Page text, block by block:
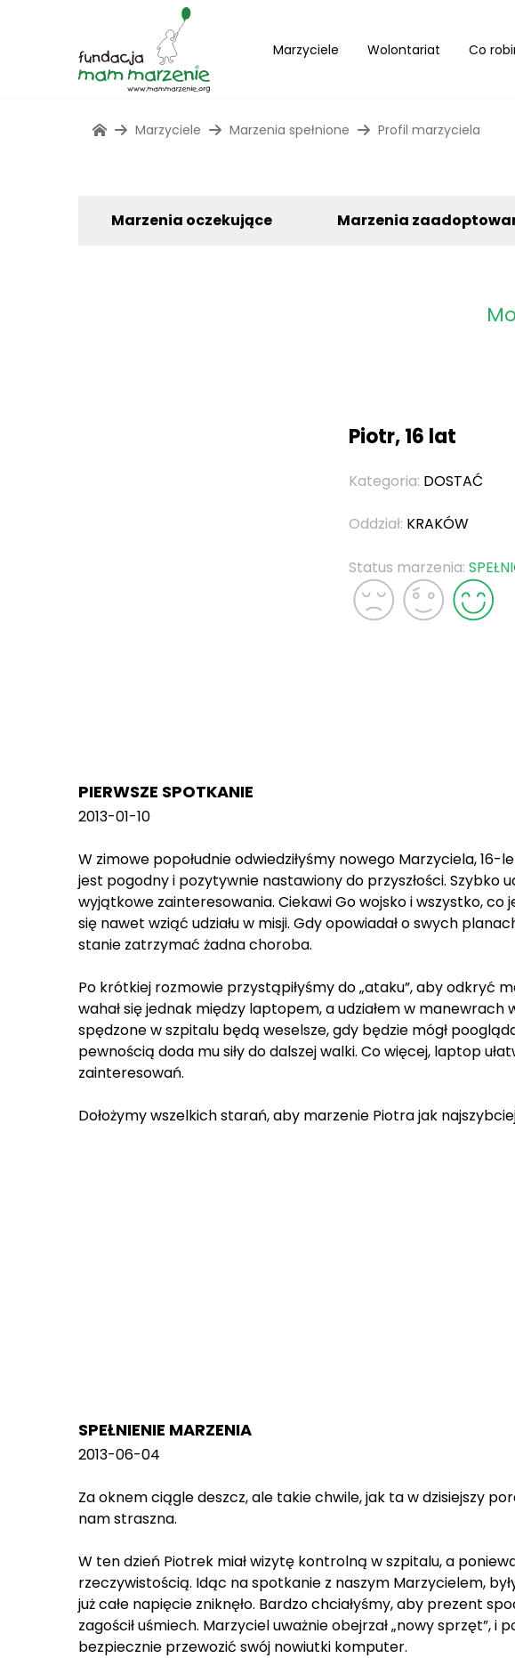
Marzyciele Wolontariat Co
Marzyciele Marzenia spełnione Profil marzyciela
Marzenia oczekujące Marzenia
Piotr, 16 lat
Kategoria: DOSTAĆ
Oddział: KRAKÓW
Status marzenia:
PIERWSZE SPOTKANIE
2013-01-10
W zimowe popołudnie odwiedziłyśmy nowego Marzyciela,
jest pogodny i pozytywnie nastawiony do przyszłości. Szybko
wyjątkowe zainteresowania. Ciekawi Go wojsko i wszystko, co
się nawet wziąć udziału w misji. Gdy opowiadał o swych
stanie zatrzymać żadna choroba.
Po krótkiej rozmowie przystąpiłyśmy do „ataku”, aby odkryć
wahał się jednak między laptopem, a udziałem w
spędzone w szpitalu będą weselsze, gdy będzie mógł
pewnością doda mu siły do dalszej walki. Co więcej, laptop
zainteresowań.
Dołożymy wszelkich starań, aby marzenie Piotra jak
SPEŁNIENIE MARZENIA
2013-06-04
Za oknem ciągle deszcz, ale takie chwile, jak ta w dzisiejszy
nam straszna.
W ten dzień Piotrek miał wizytę kontrolną w szpitalu, a
rzeczywistością. Idąc na spotkanie z naszym Marzycielem,
już całe napięcie zniknęło. Bardzo chciałyśmy, aby prezent
zagościł uśmiech. Marzyciel uważnie obejrzał „nowy sprzęt”,
bezpiecznie przewozić swój nowiutki komputer.